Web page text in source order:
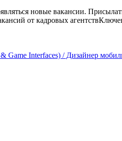
новые вакансии.
от кадровых агентств
Game Interfaces) / Дизайнер